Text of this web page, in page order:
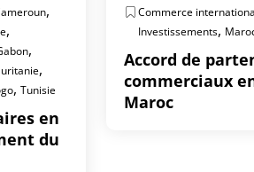
,
,
,
,
, Tunisie
en
du
Commerce
Investissements,
Accord de
commerciaux
Maroc